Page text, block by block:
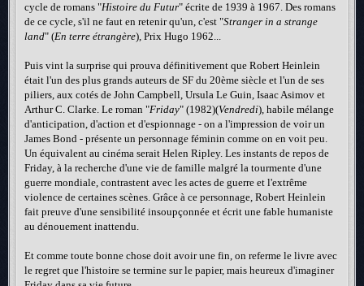
cycle de romans "Histoire du Futur" écrite de 1939 à 1967. Des romans
de ce cycle, s'il ne faut en retenir qu'un, c'est "Stranger in a strange
land" (En terre étrangère), Prix Hugo 1962...
Puis vint la surprise qui prouva définitivement que Robert Heinlein
était l'un des plus grands auteurs de SF du 20ème siècle et l'un de ses
piliers, aux cotés de John Campbell, Ursula Le Guin, Isaac Asimov et
Arthur C. Clarke. Le roman "Friday" (1982)(Vendredi), habile mélange
d'anticipation, d'action et d'espionnage - on a l'impression de voir un
James Bond - présente un personnage féminin comme on en voit peu.
Un équivalent au cinéma serait Helen Ripley. Les instants de repos de
Friday, à la recherche d'une vie de famille malgré la tourmente d'une
guerre mondiale, contrastent avec les actes de guerre et l'extrême
violence de certaines scènes. Grâce à ce personnage, Robert Heinlein
fait preuve d'une sensibilité insoupçonnée et écrit une fable humaniste
au dénouement inattendu.
Et comme toute bonne chose doit avoir une fin, on referme le livre avec
le regret que l'histoire se termine sur le papier, mais heureux d'imaginer